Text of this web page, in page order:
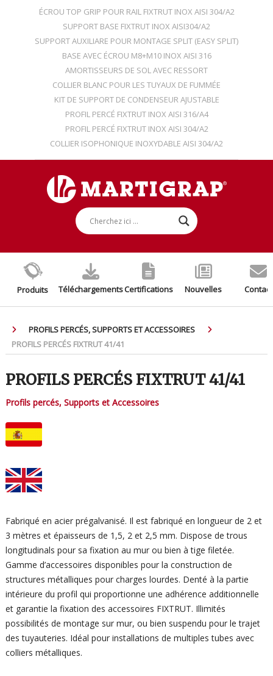
ÉCROU TOP GRIP POUR RAIL FIXTRUT INOX AISI 304/A2
SUPPORT BASE FIXTRUT INOX AISI304/A2
SUPPORT AUXILIARE POUR MONTAGE SPLIT (EASY SPLIT)
BASE AVEC ÉCROU M8+M10 INOX AISI 316
AMORTISSEURS DE SOL AVEC RESSORT
COLLIER BLANC POUR LES TUYAUX DE FUMMÉE
KIT DE SUPPORT DE CONDENSEUR AJUSTABLE
PROFIL PERCÉ FIXTRUT INOX AISI 316/A4
PROFIL PERCÉ FIXTRUT INOX AISI 304/A2
COLLIER ISOPHONIQUE INOXYDABLE AISI 304/A2
Produits TéléchargementsCertifications Nouvelles Contact
PROFILS PERCÉS, SUPPORTS ET ACCESSOIRES
PROFILS PERCÉS FIXTRUT 41/41
PROFILS PERCÉS FIXTRUT 41/41
Profils percés, Supports et Accessoires
Fabriqué en acier prégalvanisé. Il est fabriqué en longueur de 2 et
3 mètres et épaisseurs de 1,5, 2 et 2,5 mm. Dispose de trous
longitudinals pour sa fixation au mur ou bien à tige filetée.
Gamme d’accessoires disponibles pour la construction de
structures métalliques pour charges lourdes. Denté à la partie
intérieure du profil qui proportionne une adhérence additionnelle
et garantie la fixation des accessoires FIXTRUT. Illimités
possibilités de montage sur mur, ou bien suspendu pour le trajet
des tuyauteries. Idéal pour installations de multiples tubes avec
colliers métalliques.